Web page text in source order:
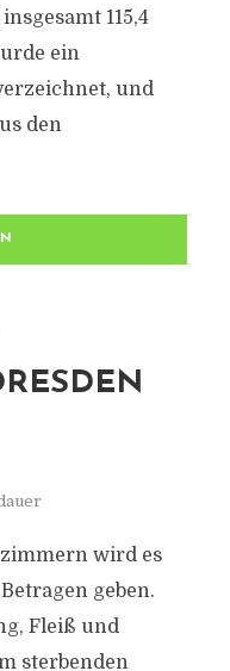
115,4
ein
und
den
wird es
geben.
Fleiß und
sterbenden